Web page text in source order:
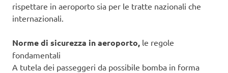
rispettare in aeroporto sia per le tratte nazionali che
internazionali.
Norme di sicurezza in aeroporto, le regole
fondamentali
A tutela dei passeggeri da possibile bomba in forma